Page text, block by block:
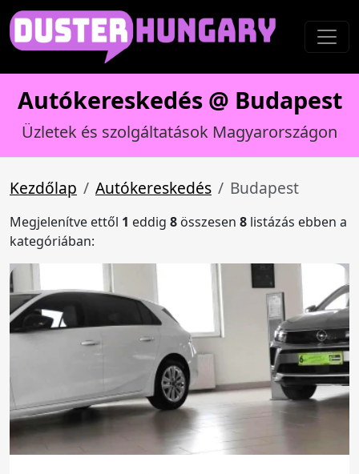
Autókereskedés @ Budapest
Üzletek és szolgáltatások Magyarországon
Kezdőlap Autókereskedés Budapest
Megjelenítve ettől 1 eddig 8 összesen 8 listázás ebben a
kategóriában: